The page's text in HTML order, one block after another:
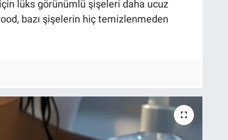
lüks görünümlü şişeleri daha ucuz
bazı şişelerin hiç temizlenmeden